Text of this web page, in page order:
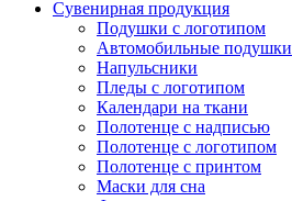
Сувенирная продукция
Подушки с логотипом
Автомобильные подушки
Напульсники
Пледы с логотипом
Календари на ткани
Полотенце с надписью
Полотенце с логотипом
Полотенце с принтом
Маски для сна